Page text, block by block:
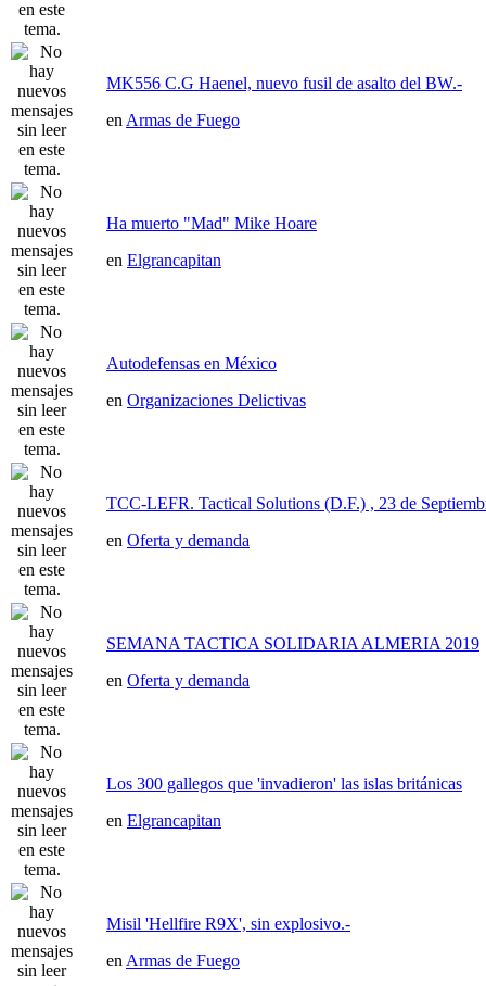
MK556 C.G Haenel, nuevo fusil de asalto del BW.-
en Armas de Fuego
Ha muerto "Mad" Mike Hoare
en Elgrancapitan
Autodefensas en México
en Organizaciones Delictivas
TCC-LEFR. Tactical Solutions (D.F.) , 23 de
en Oferta y demanda
SEMANA TACTICA SOLIDARIA ALMERIA 2019
en Oferta y demanda
Los 300 gallegos que 'invadieron' las islas británicas
en Elgrancapitan
Misil 'Hellfire R9X', sin explosivo.-
en Armas de Fuego